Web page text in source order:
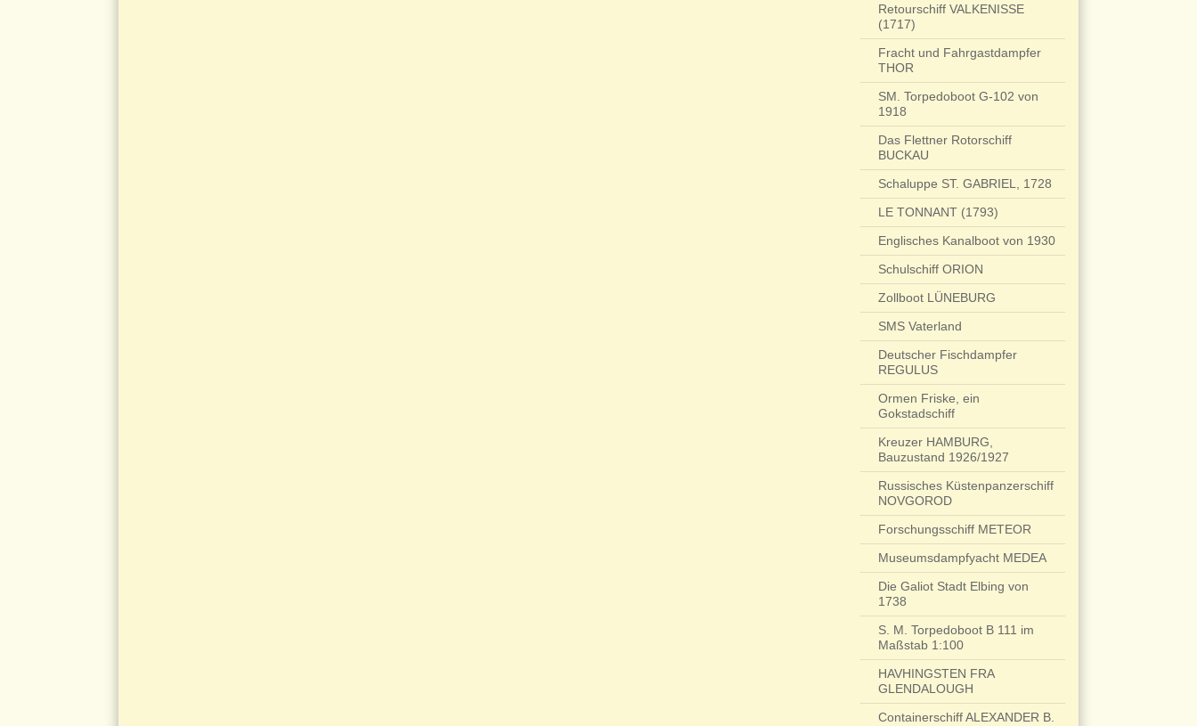
Retourschiff VALKENISSE
(1717)
Fracht und Fahrgastdampfer
THOR
SM. Torpedoboot G-102 von
1918
Das Flettner Rotorschiff
BUCKAU
Schaluppe ST. GABRIEL, 1728
LE TONNANT (1793)
Englisches Kanalboot von 1930
Schulschiff ORION
Zollboot LÜNEBURG
SMS Vaterland
Deutscher Fischdampfer
REGULUS
Ormen Friske, ein
Gokstadschiff
Kreuzer HAMBURG,
Bauzustand 1926/1927
Russisches Küstenpanzerschiff
NOVGOROD
Forschungsschiff METEOR
Museumsdampfyacht MEDEA
Die Galiot Stadt Elbing von
1738
S. M. Torpedoboot B 111 im
Maßstab 1:100
HAVHINGSTEN FRA
GLENDALOUGH
Containerschiff ALEXANDER B.